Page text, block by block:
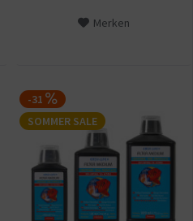
Merken
-31
SOMMER SALE